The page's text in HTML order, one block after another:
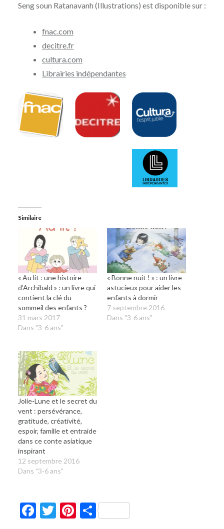
Seng soun Ratanavanh (Illustrations) est disponible sur :
fnac.com
decitre.fr
cultura.com
Librairies indépendantes
Similaire
« Au lit : une histoire
d’Archibald » : un livre qui
contient la clé du
sommeil des enfants ?
31 mars 2017
Dans "3-6 ans"
« Bonne nuit ! » : un livre
astucieux pour aider les
enfants à dormir
7 septembre 2016
Dans "3-6 ans"
Jolie-Lune et le secret du
vent : persévérance,
gratitude, créativité,
espoir, famille et entraide
dans ce conte asiatique
inspirant
12 septembre 2016
Dans "3-6 ans"
Facebook
Twitter
Pinterest
Partager